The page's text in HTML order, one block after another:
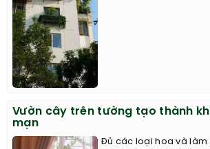
Vườn cây trên tường tạo thành
mạn
Đủ các loại hoa và làm